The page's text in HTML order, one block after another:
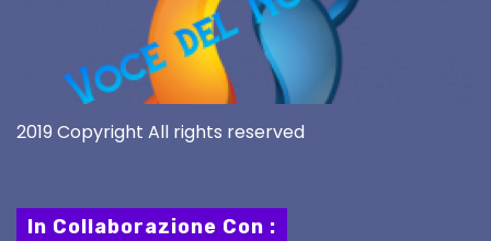
2019 Copyright All rights reserved
In Collaborazione Con :